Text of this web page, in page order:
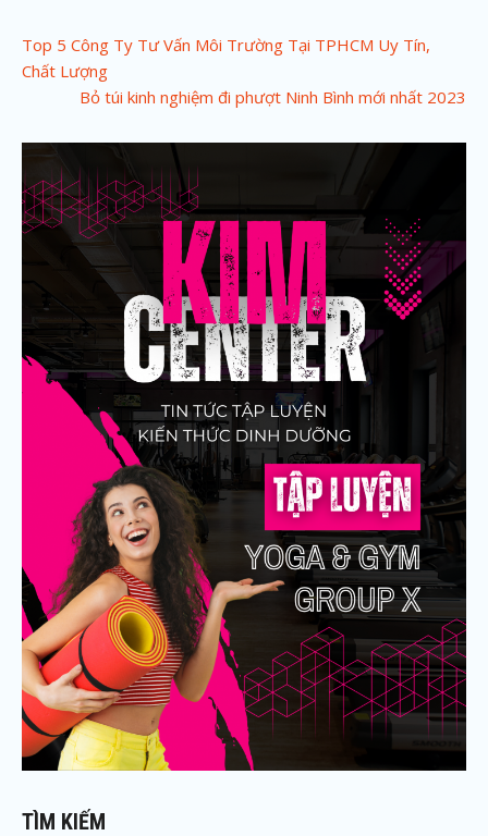
P
o
t
n
a
v
t
Top 5 Công Ty Tư Vấn Môi Trường Tại TPHCM Uy Tín,
Chất Lượng
Bỏ túi kinh nghiệm đi phượt Ninh Bình mới nhất 2023
TÌM KIẾM